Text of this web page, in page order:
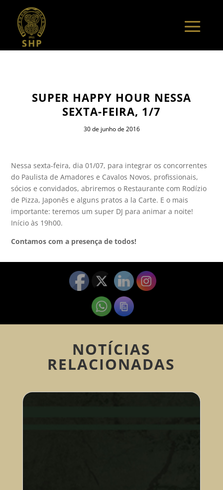
SUPER HAPPY HOUR NESSA
SEXTA-FEIRA, 1/7
30 de junho de 2016
Nessa sexta-feira, dia 01/07, para integrar os concorrentes
do Paulista de Amadores e Cavalos Novos, profissionais,
sócios e convidados, abriremos o Restaurante com Rodízio
de Pizza, Japonês e alguns pratos a la Carte. E o mais
importante: teremos um super DJ para animar a noite!
Início às 19h00.
Contamos com a presença de todos!
NOTÍCIAS
RELACIONADAS